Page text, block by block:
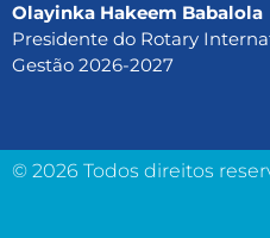
Olayinka Hakeem Babalola
Presidente do Rotary
Gestão 2026-2027
© 2026 Todos direitos